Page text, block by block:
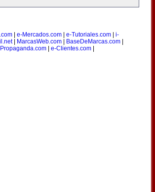
e-Mercados.com e-Tutoriales.com
i-
| MarcasWeb.com| BaseDeMarcas.com|
e-Clientes.com